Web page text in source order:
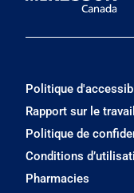
Politique
Rapport sur le
Politique de
Conditions
Pharmacies